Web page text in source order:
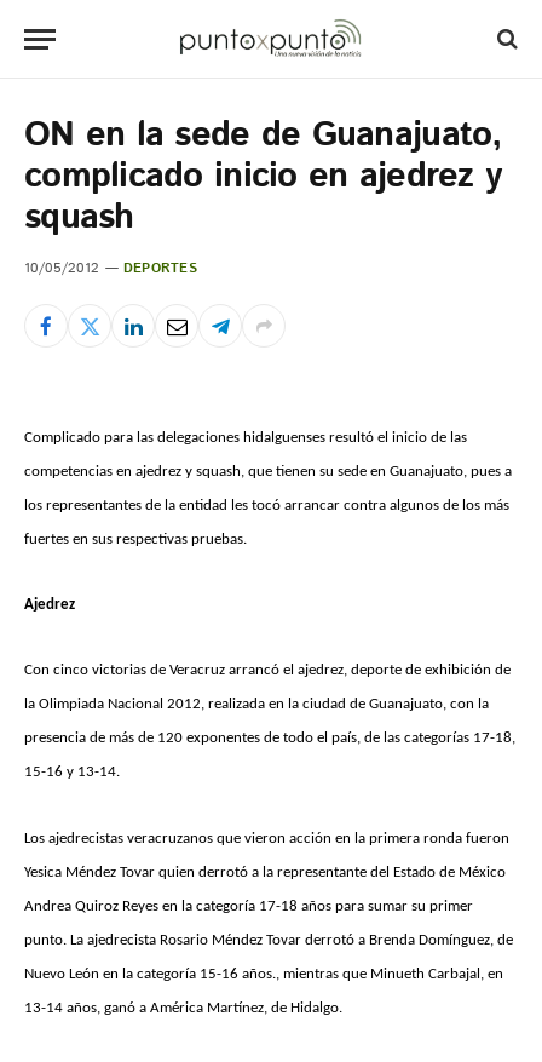
ON en la sede de Guanajuato,
complicado inicio en ajedrez y
squash
10/05/2012 DEPORTES
Complicado para las delegaciones hidalguenses resultó el inicio de las
competencias en ajedrez y squash, que tienen su sede en Guanajuato, pues a
los representantes de la entidad les tocó arrancar contra algunos de los más
fuertes en sus respectivas pruebas.
Ajedrez
Con cinco victorias de Veracruz arrancó el ajedrez, deporte de exhibición de
la Olimpiada Nacional 2012, realizada en la ciudad de Guanajuato, con la
presencia de más de 120 exponentes de todo el país, de las categorías 17-18,
15-16 y 13-14.
Los ajedrecistas veracruzanos que vieron acción en la primera ronda fueron
Yesica Méndez Tovar quien derrotó a la representante del Estado de México
Andrea Quiroz Reyes en la categoría 17-18 años para sumar su primer
punto. La ajedrecista Rosario Méndez Tovar derrotó a Brenda Domínguez, de
Nuevo León en la categoría 15-16 años., mientras que Minueth Carbajal, en
13-14 años, ganó a América Martínez, de Hidalgo.